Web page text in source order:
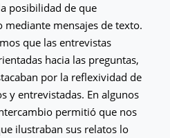
posibilidad de que
mensajes de texto.
que las entrevistas
hacia las preguntas,
por la reflexividad de
y entrevistadas. En algunos
permitió que nos
ilustraban sus relatos lo